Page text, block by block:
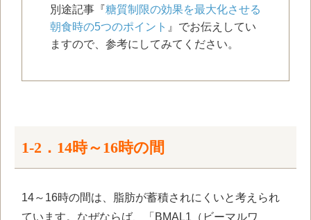
別途記事『糖質制限の効果を最大化させる
朝食時の5つのポイント 』でお伝えしてい
ますので、参考にしてみてください。
1-2． 14時～16時の間
14～ 16時の間は、脂肪が蓄積されにくいと考えられ
ています。なぜならば、「 BMAL1 （ビーマルワ